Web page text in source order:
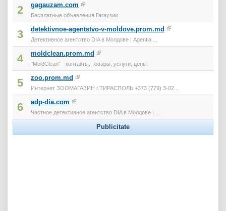
2 gagauzam.com
Бесплатные объявления Гагаузии
3 detektivnoe-agentstvo-v-moldove.prom.md
Детективное агентство DIA в Молдове | Agentia ...
4 moldclean.prom.md
"MoldClean" - контакты, товары, услуги, цены
5 zoo.prom.md
Интернет ЗООМАГАЗИН г.ТИРАСПОЛЬ +373 (779) 3-02...
6 adp-dia.com
Частное детективное агентство DIA в Молдове | ...
Publicitate